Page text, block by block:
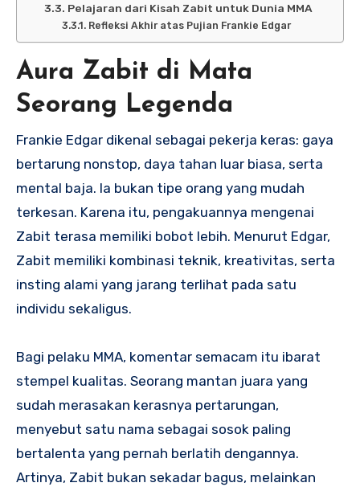
Pelajaran dari Kisah Zabit untuk Dunia MMA
Refleksi Akhir atas Pujian Frankie Edgar
Aura Zabit di Mata
Seorang Legenda
Frankie Edgar dikenal sebagai pekerja keras: gaya
bertarung nonstop, daya tahan luar biasa, serta
mental baja. Ia bukan tipe orang yang mudah
terkesan. Karena itu, pengakuannya mengenai
Zabit terasa memiliki bobot lebih. Menurut Edgar,
Zabit memiliki kombinasi teknik, kreativitas, serta
insting alami yang jarang terlihat pada satu
individu sekaligus.
Bagi pelaku MMA, komentar semacam itu ibarat
stempel kualitas. Seorang mantan juara yang
sudah merasakan kerasnya pertarungan,
menyebut satu nama sebagai sosok paling
bertalenta yang pernah berlatih dengannya.
Artinya, Zabit bukan sekadar bagus, melainkan